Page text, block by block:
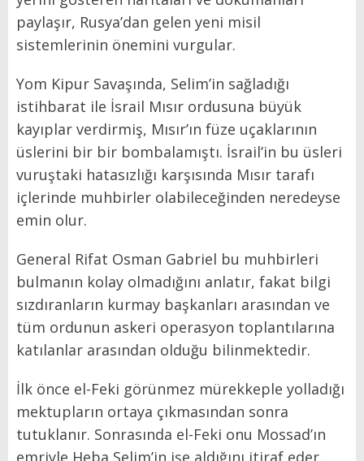
paylaşır, Rusya’dan gelen yeni misil
sistemlerinin önemini vurgular.
Yom Kipur Savaşında, Selim’in sağladığı
istihbarat ile İsrail Mısır ordusuna büyük
kayıplar verdirmiş, Mısır’ın füze uçaklarının
üslerini bir bir bombalamıştı. İsrail’in bu üsleri
vuruştaki hatasızlığı karşısında Mısır tarafı
içlerinde muhbirler olabileceğinden neredeyse
emin olur.
General Rifat Osman Gabriel bu muhbirleri
bulmanın kolay olmadığını anlatır, fakat bilgi
sızdıranların kurmay başkanları arasından ve
tüm ordunun askeri operasyon toplantılarına
katılanlar arasından olduğu bilinmektedir.
İlk önce el-Feki görünmez mürekkeple yolladığı
mektupların ortaya çıkmasından sonra
tutuklanır. Sonrasında el-Feki onu Mossad’ın
emriyle Heba Selim’in işe aldığını itiraf eder.